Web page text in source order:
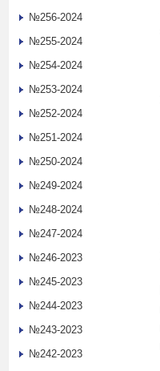
№256-2024
№255-2024
№254-2024
№253-2024
№252-2024
№251-2024
№250-2024
№249-2024
№248-2024
№247-2024
№246-2023
№245-2023
№244-2023
№243-2023
№242-2023